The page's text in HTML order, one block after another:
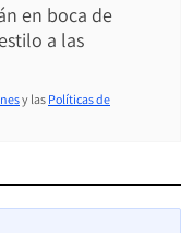
en boca de
a las
y las Políticas de